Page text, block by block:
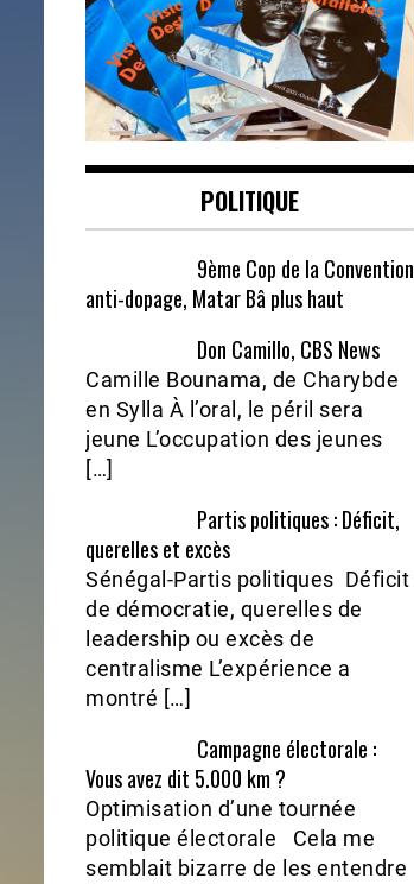
POLITIQUE
9ème Cop de la Convention
anti-dopage, Matar Bâ plus haut
Don Camillo, CBS News
Camille Bounama, de Charybde
en Sylla À l’oral, le péril sera
jeune L’occupation des jeunes
[…]
Partis politiques : Déficit,
querelles et excès
Sénégal-Partis politiques Déficit
de démocratie, querelles de
leadership ou excès de
centralisme L’expérience a
montré […]
Campagne électorale :
Vous avez dit 5.000 km ?
Optimisation d’une tournée
politique électorale Cela me
semblait bizarre de les entendre